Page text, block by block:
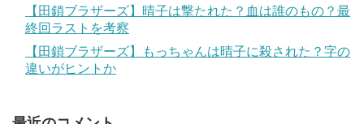
【田鎖ブラザーズ】晴子は撃たれた？血は誰のもの？最
終回ラストを考察
【田鎖ブラザーズ】もっちゃんは晴子に殺された？字の
違いがヒントか